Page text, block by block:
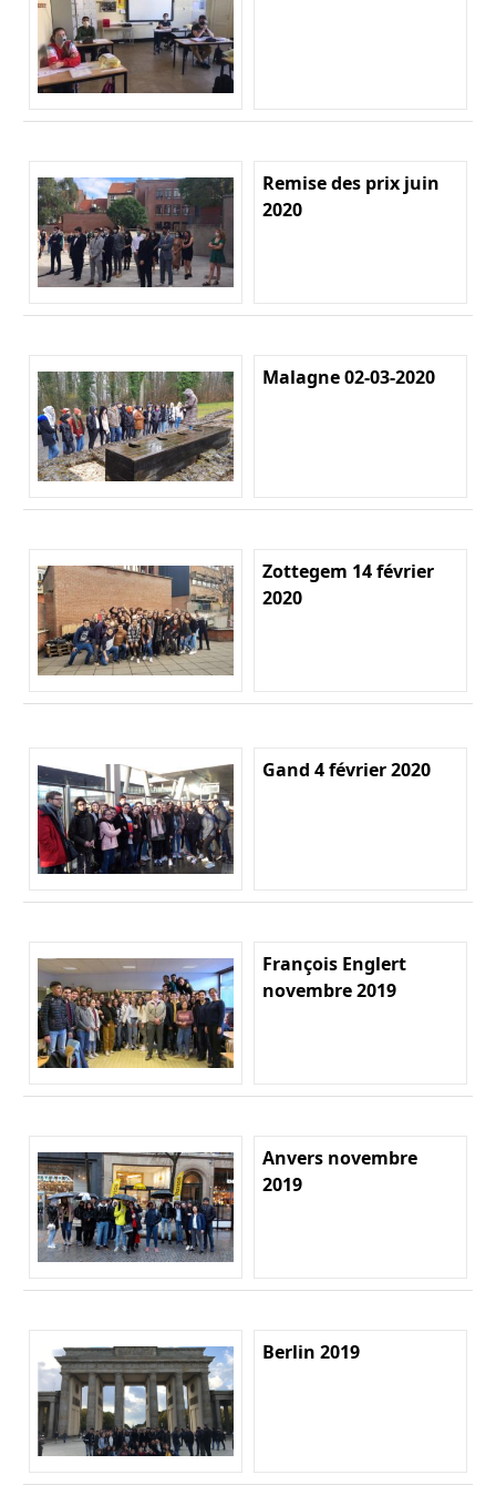
Remise des prix juin
2020
Malagne 02-03-2020
Zottegem 14 février
2020
Gand 4 février 2020
François Englert
novembre 2019
Anvers novembre
2019
Berlin 2019